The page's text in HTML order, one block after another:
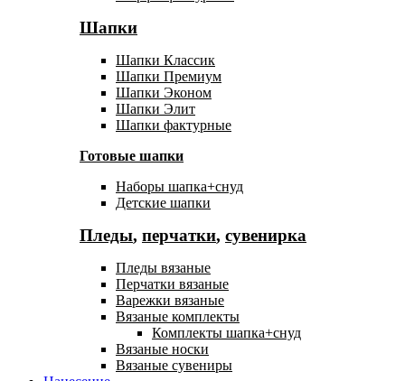
Шапки
Шапки Классик
Шапки Премиум
Шапки Эконом
Шапки Элит
Шапки фактурные
Готовые шапки
Наборы шапка+снуд
Детские шапки
Пледы, перчатки, сувенирка
Пледы вязаные
Перчатки вязаные
Варежки вязаные
Вязаные комплекты
Комплекты шапка+снуд
Вязаные носки
Вязаные сувениры